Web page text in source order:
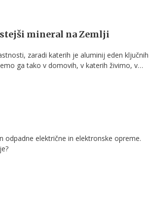
mineral na Zemlji
zaradi katerih je aluminij eden ključnih
ga tako v domovih, v katerih živimo, v
odpadne električne in elektronske opreme.